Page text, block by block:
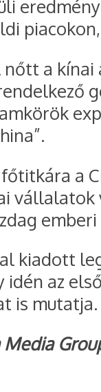
nőtt a
főtitkára a
vállalatok
kiadott
idén az
is mutatja.
Media